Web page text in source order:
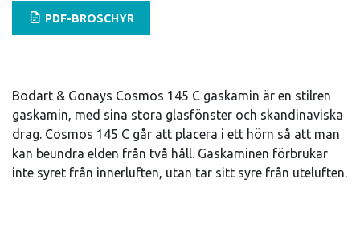
PDF-BROSCHYR
Bodart & Gonays Cosmos 145 C gaskamin är en stilren
gaskamin, med sina stora glasfönster och skandinaviska
drag. Cosmos 145 C går att placera i ett hörn så att man
kan beundra elden från två håll. Gaskaminen förbrukar
inte syret från innerluften, utan tar sitt syre från uteluften.